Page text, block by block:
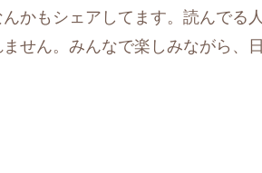
かもシェアしてます。読んでる
せん。みんなで楽しみながら、